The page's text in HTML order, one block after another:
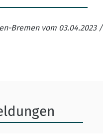
Bremen vom 03.04.2023